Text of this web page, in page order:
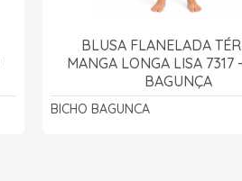
BLUSA FLANELADA
MANGA LONGA LISA 7317
BAGUNÇA
BICHO BAGUNCA